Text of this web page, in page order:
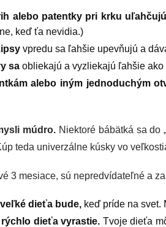
alebo patentky pri krku
keď ťa nevidia.)
vpredu sa ľahšie upevňujú a
sa obliekajú a vyzliekajú ľahšie ako
alebo iným jednoduchým
múdro. Niektoré bábätká sa do
teda univerzálne kúsky vo
3 mesiace, sú nepredvídateľné a
veľké dieťa bude, keď príde na svet.
rýchlo dieťa vyrastie. Tvoje dieťa